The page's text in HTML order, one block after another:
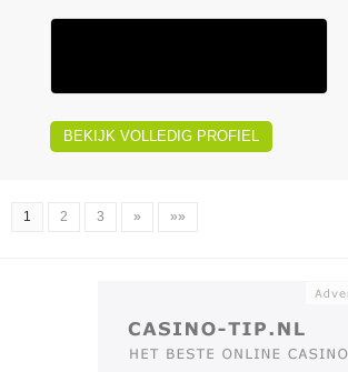
BEKIJK VOLLEDIG PROFIEL
1 2 3 » »»